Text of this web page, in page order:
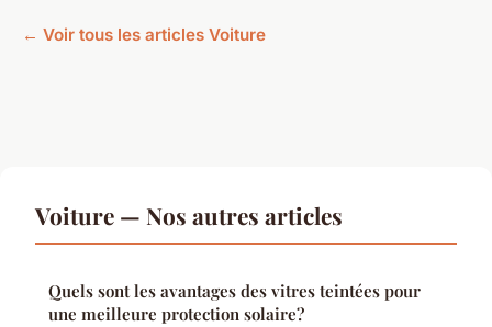
← Voir tous les articles Voiture
Voiture — Nos autres articles
Quels sont les avantages des vitres teintées pour
une meilleure protection solaire?